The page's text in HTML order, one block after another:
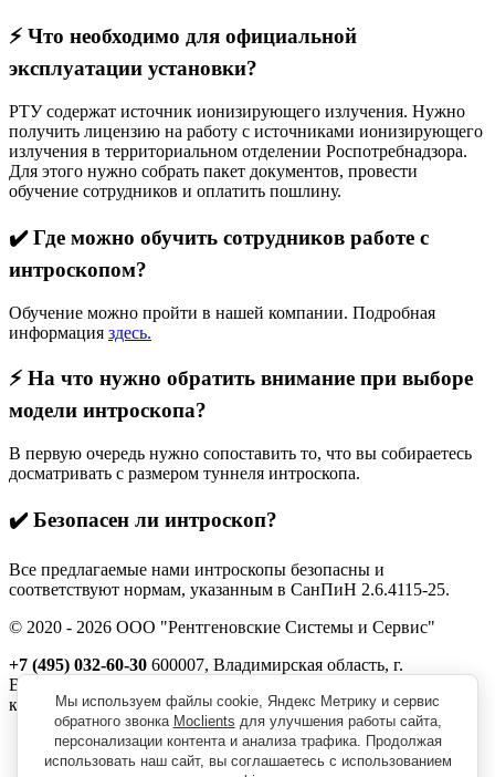
⚡️ Что необходимо для официальной
эксплуатации установки?
РТУ содержат источник ионизирующего излучения. Нужно
получить лицензию на работу с источниками ионизирующего
излучения в территориальном отделении Роспотребнадзора.
Для этого нужно собрать пакет документов, провести
обучение сотрудников и оплатить пошлину.
✔️ Где можно обучить сотрудников работе с
интроскопом?
Обучение можно пройти в нашей компании. Подробная
информация здесь.
⚡️ На что нужно обратить внимание при выборе
модели интроскопа?
В первую очередь нужно сопоставить то, что вы собираетесь
досматривать с размером туннеля интроскопа.
✔️ Безопасен ли интроскоп?
Все предлагаемые нами интроскопы безопасны и
соответствуют нормам, указанным в СанПиН 2.6.4115-25.
© 2020 - 2026 ООО "Рентгеновские Системы и Сервис"
+7 (495) 032-60-30 600007, Владимирская область, г.
Владимир, ул. Северная, д. 1м,
корп. 11, пом. 41
Реквизиты
Политика обработки персональных данных
Пользовательское соглашение
Мы используем файлы cookie, Яндекс Метрику и сервис
обратного звонка Moclients для улучшения работы сайта,
персонализации контента и анализа трафика. Продолжая
использовать наш сайт, вы соглашаетесь с использованием